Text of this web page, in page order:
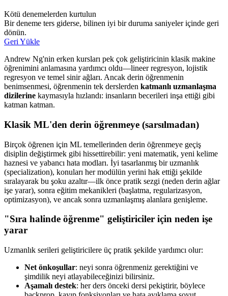
Kötü denemelerden kurtulun
Bir deneme ters giderse, bilinen iyi bir duruma saniyeler içinde geri
dönün.
Geri Yükle
Andrew Ng'nin erken kursları pek çok geliştiricinin klasik makine
öğrenimini anlamasına yardımcı oldu—lineer regresyon, lojistik
regresyon ve temel sinir ağları. Ancak derin öğrenmenin
benimsenmesi, öğrenmenin tek derslerden katmanlı uzmanlaşma
dizilerine kaymasıyla hızlandı: insanların becerileri inşa ettiği gibi
katman katman.
Klasik ML'den derin öğrenmeye (sarsılmadan)
Birçok öğrenen için ML temellerinden derin öğrenmeye geçiş
disiplin değiştirmek gibi hissettirebilir: yeni matematik, yeni kelime
haznesi ve yabancı hata modları. İyi tasarlanmış bir uzmanlık
(specialization), konuları her modülün yerini hak ettiği şekilde
sıralayarak bu şoku azaltır—ilk önce pratik sezgi (neden derin ağlar
işe yarar), sonra eğitim mekanikleri (başlatma, regularizasyon,
optimizasyon), ve ancak sonra uzmanlaşmış alanlara genişleme.
"Sıra halinde öğrenme" geliştiriciler için neden işe
yarar
Uzmanlık serileri geliştiricilere üç pratik şekilde yardımcı olur:
Net önkoşullar: neyi sonra öğrenmeniz gerektiğini ve
şimdilik neyi atlayabileceğinizi bilirsiniz.
Aşamalı destek: her ders önceki dersi pekiştirir, böylece